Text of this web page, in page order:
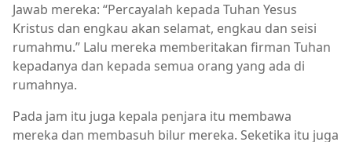
Jawab mereka: “Percayalah kepada Tuhan Yesus
Kristus dan engkau akan selamat, engkau dan seisi
rumahmu.” Lalu mereka memberitakan firman Tuhan
kepadanya dan kepada semua orang yang ada di
rumahnya.
Pada jam itu juga kepala penjara itu membawa
mereka dan membasuh bilur mereka. Seketika itu juga